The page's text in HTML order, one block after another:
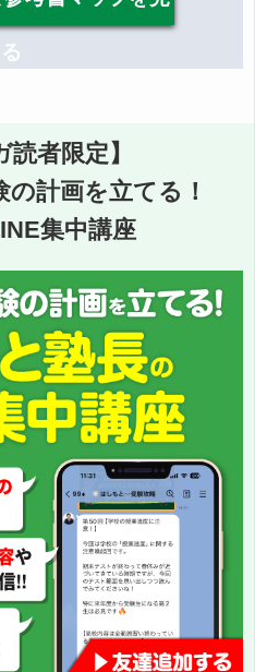
る
読者限定】
計画を立てる！
集中講座